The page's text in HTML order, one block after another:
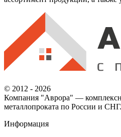
© 2012 - 2026
Компания "Аврора" —
металлопроката по России и СНГ.
Информация